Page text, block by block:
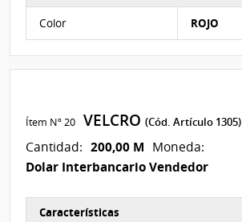
Color ROJO
Ítem Nº 20 VELCRO(Cód. Artículo 1305)
Cantidad: 200,00 M Moneda:
Dolar Interbancario Vendedor
Características